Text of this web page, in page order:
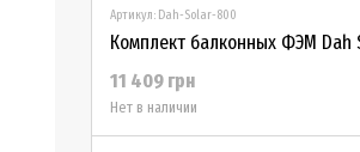
Артикул: Dah-Solar-800
Комплект балконных ФЭМ Dah
11 409 грн
Нет в наличии